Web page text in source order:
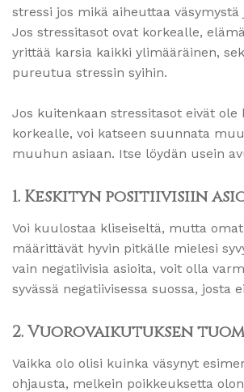
stressi jos mikä aiheuttaa
Jos stressitasot ovat korkealle,
yrittää karsia kaikki ylimääräinen,
pureutua stressin syihin.
Jos kuitenkaan stressitasot eivät ole
korkealle, voi katseen suunnata
muuhun asiaan. Itse löydän usein
1. Keskityn positiivisiin
Voi kuulostaa kliseiseltä, mutta
määrittävät hyvin pitkälle mielesi
vain negatiivisia asioita, voit olla
syvässä negatiivisessa suossa, josta
2. Vuorovaikutuksen
Vaikka olo olisi kuinka väsynyt
ohjausta, melkein poikkeuksetta